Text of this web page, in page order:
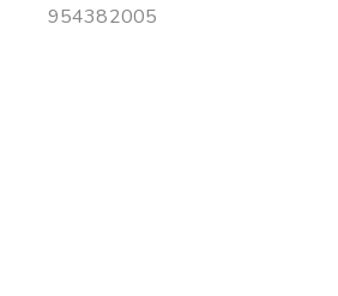
954382005